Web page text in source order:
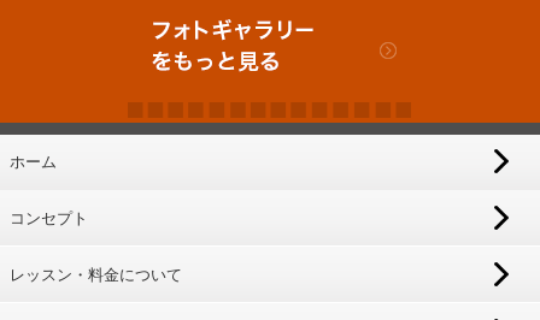
ホーム
コンセプト
レッスン・料金について